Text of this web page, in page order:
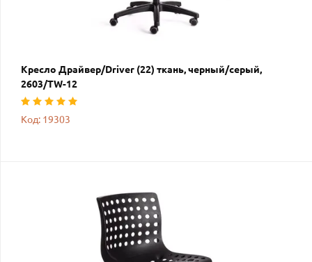
Кресло Драйвер/Driver (22) ткань, черный/серый,
2603/TW-12
Код: 19303